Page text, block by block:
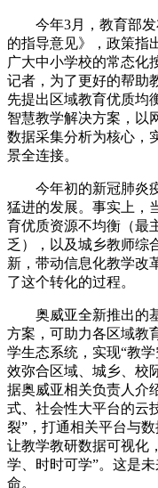
今年3月，教育部发
的指导意见》，政策指
广大中小学校的常态化
记者，为了更好的帮助
先提出区域教育优质均
智慧教学解决方案，以
数据采集分析为核心，
景全连接。
今年初的新冠肺炎疫
猛进的发展。事实上，
育优质资源不均衡（最
乏），以及城乡教师综
新，带动信息化教学改
了这个转化的过程。
奥威亚全新推出的基
方案，可助力各区域教
学生态系统，实现“教
效弥合区域、城乡、校
据奥威亚相关负责人介
式、社会性大平台的云
裂”，打通相关平台与
让教学教研数据可视化
学、时时可学”。这是
命。